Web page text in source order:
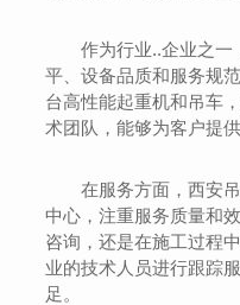
作为行业..企业之一
平、设备品质和服务规
台高性能起重机和吊车
术团队，能够为客户提
在服务方面，西安
中心，注重服务质量和
咨询，还是在施工过程
业的技术人员进行跟踪
足。